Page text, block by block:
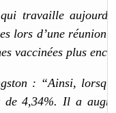
travaille
lors d’une réunion
vaccinées plus
: “Ainsi,
4,34%. Il a